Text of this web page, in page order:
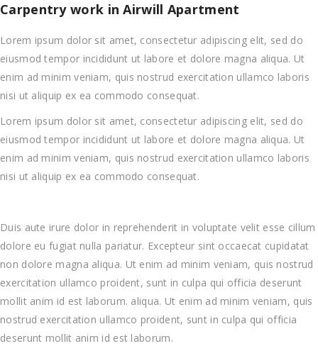
Carpentry work in Airwill Apartment
Lorem ipsum dolor sit amet, consectetur adipiscing elit, sed do
eiusmod tempor incididunt ut labore et dolore magna aliqua. Ut
enim ad minim veniam, quis nostrud exercitation ullamco laboris
nisi ut aliquip ex ea commodo consequat.
Lorem ipsum dolor sit amet, consectetur adipiscing elit, sed do
eiusmod tempor incididunt ut labore et dolore magna aliqua. Ut
enim ad minim veniam, quis nostrud exercitation ullamco laboris
nisi ut aliquip ex ea commodo consequat.
Duis aute irure dolor in reprehenderit in voluptate velit esse cillum
dolore eu fugiat nulla pariatur. Excepteur sint occaecat cupidatat
non dolore magna aliqua. Ut enim ad minim veniam, quis nostrud
exercitation ullamco proident, sunt in culpa qui officia deserunt
mollit anim id est laborum. aliqua. Ut enim ad minim veniam, quis
nostrud exercitation ullamco proident, sunt in culpa qui officia
deserunt mollit anim id est laborum.